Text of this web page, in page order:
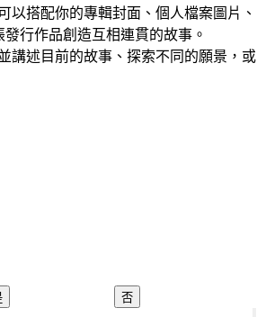
以搭配你的專輯封面、個人檔案圖片、
行作品創造互相連貫的故事。
講述目前的故事、探索不同的願景，或
否